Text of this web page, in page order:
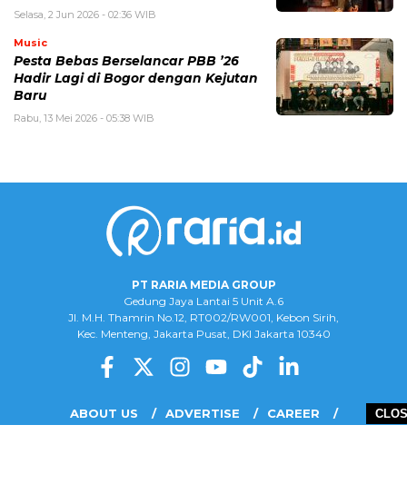
Selasa, 2 Jun 2026 - 02:36 WIB
Music
Pesta Bebas Berselancar PBB ’26
Hadir Lagi di Bogor dengan Kejutan
Baru
Rabu, 13 Mei 2026 - 05:38 WIB
PT RARIA MEDIA GROUP
Gedung Jaya Lantai 5 Unit A.6
Jl. M.H. Thamrin No.12, RT002/RW001, Kebon Sirih,
Kec. Menteng, Jakarta Pusat, DKI Jakarta 10340
ABOUT US ADVERTISE
CAREER